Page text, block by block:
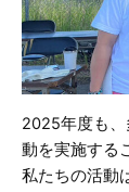
2025年度も
動を実施する
私たちの活動